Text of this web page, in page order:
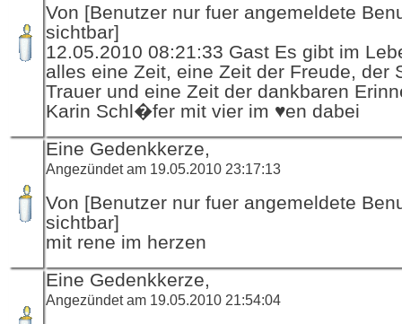
Von [Benutzer nur fuer angemeldete
sichtbar]
12.05.2010 08:21:33 Gast Es gibt im
alles eine Zeit, eine Zeit der Freude, der
Trauer und eine Zeit der dankbaren
Karin Schl�fer mit vier im ♥en dabei
Eine Gedenkkerze,
Angezündet am 19.05.2010 23:17:13
Von [Benutzer nur fuer angemeldete
sichtbar]
mit rene im herzen
Eine Gedenkkerze,
Angezündet am 19.05.2010 21:54:04